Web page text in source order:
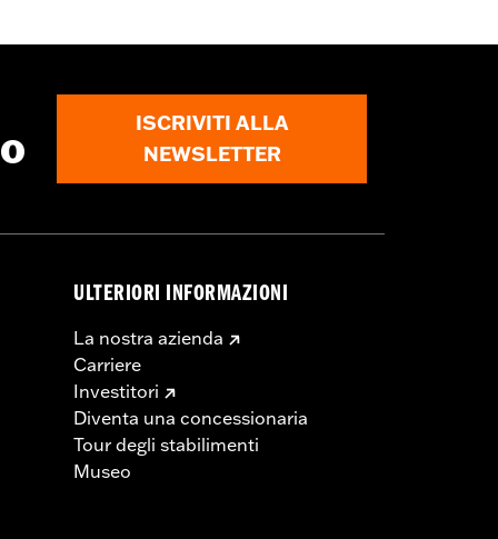
H-D®. L’uso di pneumatici non
mortali.
ISCRIVITI ALLA
NEWSLETTER
ULTERIORI INFORMAZIONI
La nostra azienda
Carriere
Investitori
Diventa una concessionaria
Tour degli stabilimenti
Museo